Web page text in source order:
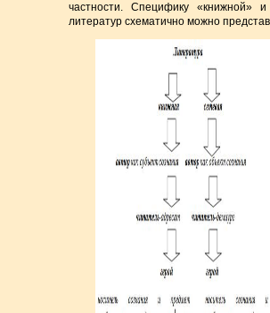
частности. Специфику «книжной» и
литератур схематично можно